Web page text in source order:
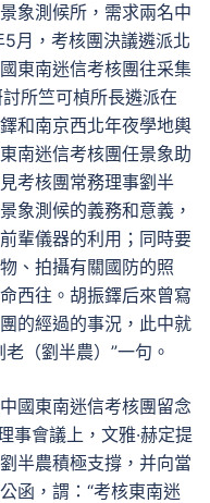
象測候所，需求兩名中
月，考核團決議遴派北
東南迷信考核團往采集
所竺可楨所長遴派在
和南京西北年夜學地輿
南迷信考核團任景象助
考核團常務理事劉半
象測候的義務和意義，
輩儀器的利用；同時要
、拍攝有關國防的照
西往。胡振鐸后來曾寫
的經過的事況，此中就
（劉半農）”一句。
國東南迷信考核團留念
事會議上，文雅·赫定提
半農積極支撐，并向當
函，謂：“考核東南迷